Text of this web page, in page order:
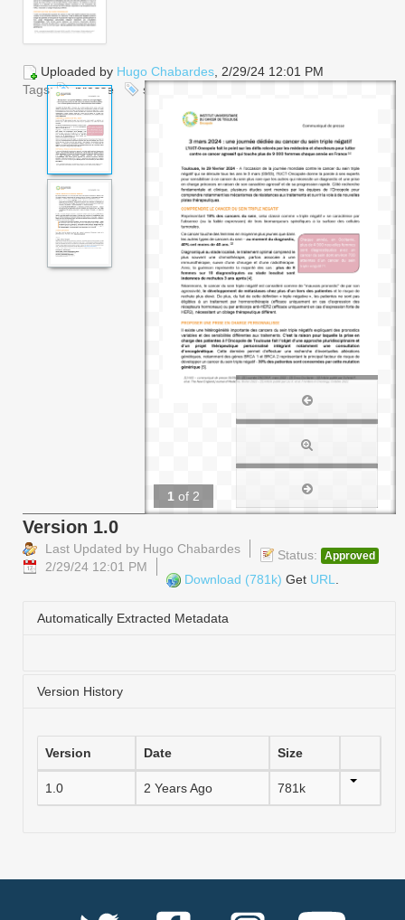
Uploaded by Hugo Chabardes , 2/29/24 12:01 PM
Tags:
presse sénologie
1 of 2
Version 1.0
Last Updated by Hugo Chabardes
2/29/24 12:01 PM
Status: Approved
Download (781k) Get URL
Automatically Extracted Metadata
Version History
Version Date Size
1.0 2 Years Ago 781k